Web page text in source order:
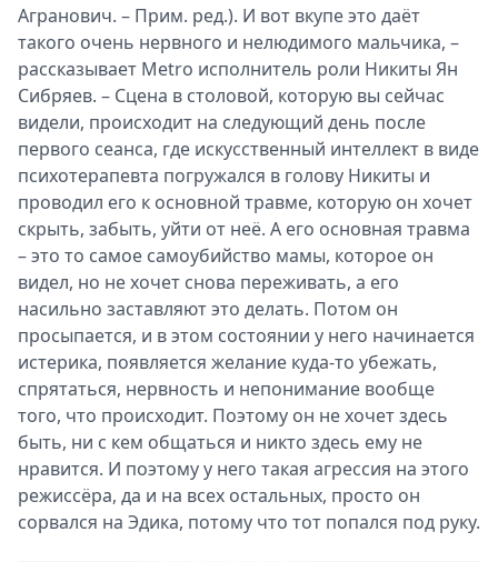
Агранович. – Прим. ред.). И вот вкупе это даёт
такого очень нервного и нелюдимого мальчика, –
рассказывает Metro исполнитель роли Никиты Ян
Сибряев. – Сцена в столовой, которую вы сейчас
видели, происходит на следующий день после
первого сеанса, где искусственный интеллект в виде
психотерапевта погружался в голову Никиты и
проводил его к основной травме, которую он хочет
скрыть, забыть, уйти от неё. А его основная травма
– это то самое самоубийство мамы, которое он
видел, но не хочет снова переживать, а его
насильно заставляют это делать. Потом он
просыпается, и в этом состоянии у него начинается
истерика, появляется желание куда-то убежать,
спрятаться, нервность и непонимание вообще
того, что происходит. Поэтому он не хочет здесь
быть, ни с кем общаться и никто здесь ему не
нравится. И поэтому у него такая агрессия на этого
режиссёра, да и на всех остальных, просто он
сорвался на Эдика, потому что тот попался под руку.